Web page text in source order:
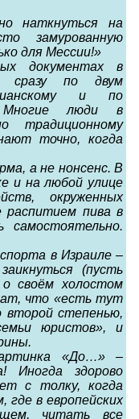
наткнуться на
замурованную
для Мессии!»
документах в
сразу по двум
и по
Многие люди в
традиционному
точно, когда
а не нонсенс. В
и на любой улице
окруженных
пива в
самостоятельно.
в Израиле –
(пусть
своём холостом
что «есть тут
второй степенью,
юристов», и
«До…» –
Иногда здорово
с толку, когда
где в европейских
читать все